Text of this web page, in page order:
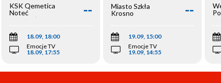
KSK Qemetica
Noteć
Inowrocław
--
18.09, 18:00
Emocje TV
18.09, 17:55
Miasto Szkła
Krosno
--
19.09, 15:00
Emocje TV
19.09, 14:55